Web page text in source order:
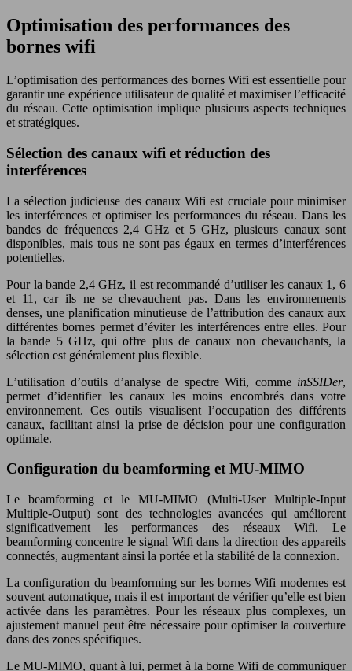
Optimisation des performances des
bornes wifi
L’optimisation des performances des bornes Wifi est essentielle pour
garantir une expérience utilisateur de qualité et maximiser l’efficacité
du réseau. Cette optimisation implique plusieurs aspects techniques
et stratégiques.
Sélection des canaux wifi et réduction des
interférences
La sélection judicieuse des canaux Wifi est cruciale pour minimiser
les interférences et optimiser les performances du réseau. Dans les
bandes de fréquences 2,4 GHz et 5 GHz, plusieurs canaux sont
disponibles, mais tous ne sont pas égaux en termes d’interférences
potentielles.
Pour la bande 2,4 GHz, il est recommandé d’utiliser les canaux 1, 6
et 11, car ils ne se chevauchent pas. Dans les environnements
denses, une planification minutieuse de l’attribution des canaux aux
différentes bornes permet d’éviter les interférences entre elles. Pour
la bande 5 GHz, qui offre plus de canaux non chevauchants, la
sélection est généralement plus flexible.
L’utilisation d’outils d’analyse de spectre Wifi, comme inSSIDer,
permet d’identifier les canaux les moins encombrés dans votre
environnement. Ces outils visualisent l’occupation des différents
canaux, facilitant ainsi la prise de décision pour une configuration
optimale.
Configuration du beamforming et MU-MIMO
Le beamforming et le MU-MIMO (Multi-User Multiple-Input
Multiple-Output) sont des technologies avancées qui améliorent
significativement les performances des réseaux Wifi. Le
beamforming concentre le signal Wifi dans la direction des appareils
connectés, augmentant ainsi la portée et la stabilité de la connexion.
La configuration du beamforming sur les bornes Wifi modernes est
souvent automatique, mais il est important de vérifier qu’elle est bien
activée dans les paramètres. Pour les réseaux plus complexes, un
ajustement manuel peut être nécessaire pour optimiser la couverture
dans des zones spécifiques.
Le MU-MIMO, quant à lui, permet à la borne Wifi de communiquer